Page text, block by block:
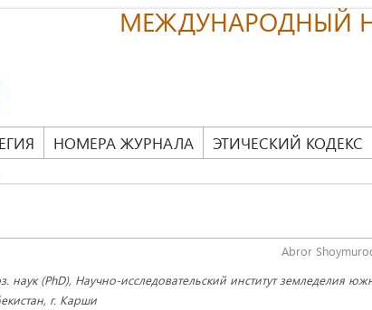
МЕЖДУНАРОДНЫЙ
НОМЕРА ЖУРНАЛА ЭТИЧЕСКИЙ КОДЕКС
Аbror
наук (PhD), Научно-исследовательский институт земледелия
г. Карши